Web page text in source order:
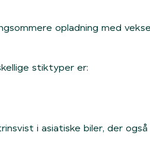
opladning med
stiktyper er:
i asiatiske biler, der også